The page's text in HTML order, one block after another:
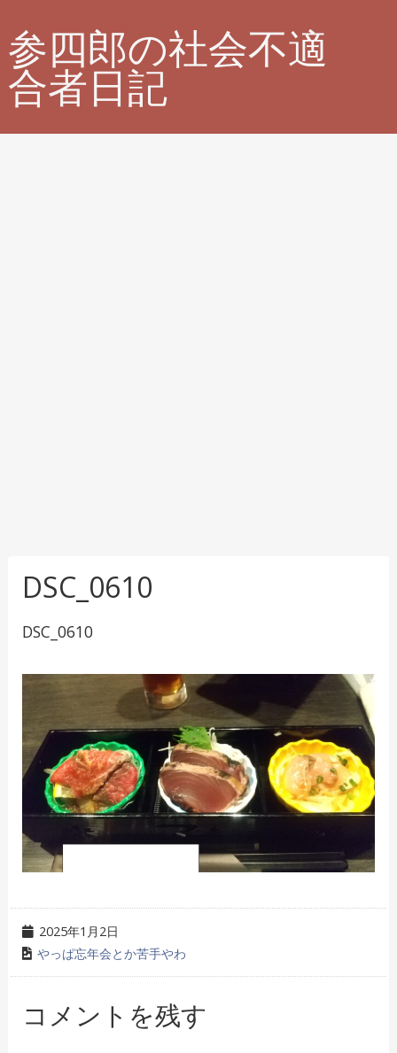
参四郎の社会不適
合者日記
DSC_0610
DSC_0610
2025年1月2日
やっぱ忘年会とか苦手やわ
コメントを残す